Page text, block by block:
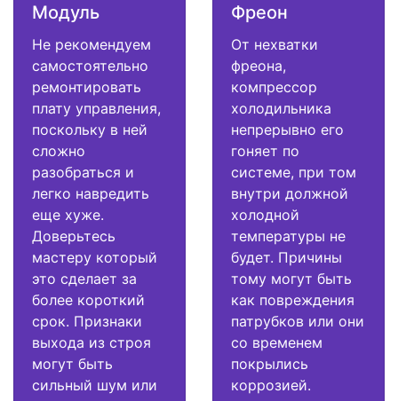
Модуль
Не рекомендуем
самостоятельно
ремонтировать
плату управления,
поскольку в ней
сложно
разобраться и
легко навредить
еще хуже.
Доверьтесь
мастеру который
это сделает за
более короткий
срок. Признаки
выхода из строя
могут быть
сильный шум или
Фреон
От нехватки
фреона,
компрессор
холодильника
непрерывно его
гоняет по
системе, при том
внутри должной
холодной
температуры не
будет. Причины
тому могут быть
как повреждения
патрубков или они
со временем
покрылись
коррозией.